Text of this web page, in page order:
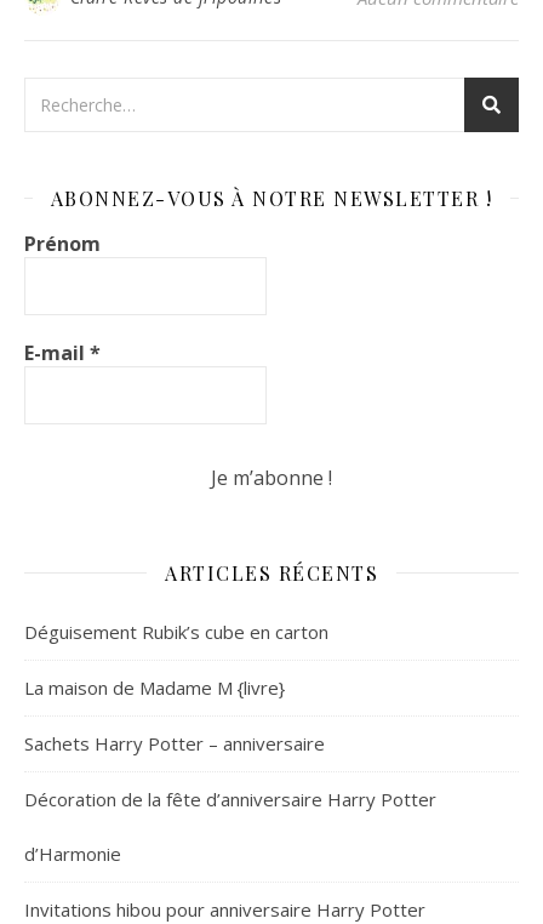
ABONNEZ-VOUS À NOTRE NEWSLETTER !
Prénom
E-mail *
ARTICLES RÉCENTS
Déguisement Rubik’s cube en carton
La maison de Madame M {livre}
Sachets Harry Potter – anniversaire
Décoration de la fête d’anniversaire Harry Potter
d’Harmonie
Invitations hibou pour anniversaire Harry Potter